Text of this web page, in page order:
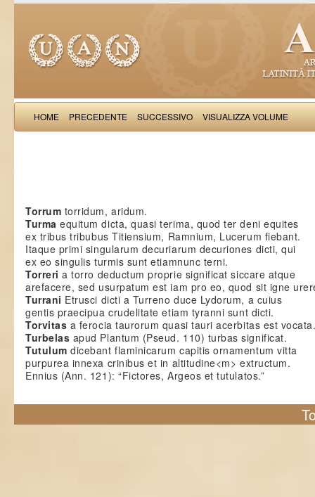
HOME PRECEDENTE SUCCESSIVO VISUALIZZA VOLUME
Torrum torridum, aridum.
Turmaequitum dicta, quasi terima, quod ter deni equites
ex tribus tribubus Titiensium, Ramnium, Lucerum fiebant.
Itaque primi singularum decuriarum decuriones dicti, qui
ex eo singulis turmis sunt etiamnunc terni.
Torreria torro deductum proprie significat siccare atque
arefacere, sed usurpatum est iam pro eo, quod sit igne
Turrani Etrusci dicti a Turreno duce Lydorum, a cuius
gentis praecipua crudelitate etiam tyranni sunt dicti.
Torvitas a ferocia taurorum quasi tauri acerbitas est
Turbelas apud Plantum (Pseud. 110) turbas significat.
Tutulumdicebant flaminicarum capitis ornamentum vitta
purpurea innexa crinibus et in altitudine<m> extructum.
Ennius (Ann. 121): “Fictores, Argeos et tutulatos.”